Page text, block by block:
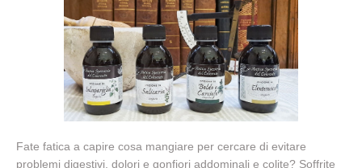
Fate fatica a capire cosa mangiare per cercare di evitare
problemi digestivi, dolori e gonfiori addominali e colite? Soffrite